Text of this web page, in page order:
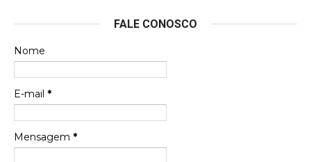
futuras aquisições, e olhando o encarte aqui, me
Francierton
Espero que tenham sentido minha falta, informo
que estou de volta para trazer mais contribuições
FALE CONOSCO
Nome
E-mail *
Mensagem *